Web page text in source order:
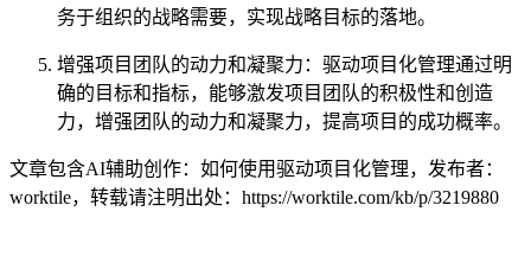
务于组织的战略需要，实现战略目标的落地。
增强项目团队的动力和凝聚力：驱动项目化管理通过明
确的目标和指标，能够激发项目团队的积极性和创造
力，增强团队的动力和凝聚力，提高项目的成功概率。
文章包含AI辅助创作：如何使用驱动项目化管理，发布者：
worktile，转载请注明出处： https://worktile.com/kb/p/3219880